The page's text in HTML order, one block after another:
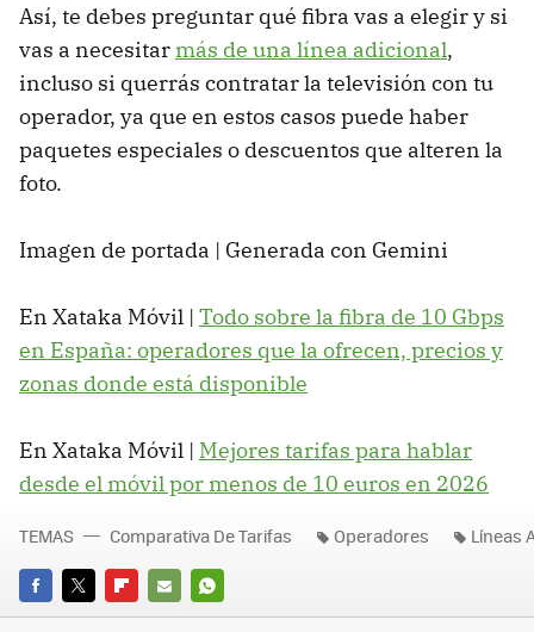
Así, te debes preguntar qué fibra vas a elegir y si
vas a necesitar más de una línea adicional,
incluso si querrás contratar la televisión con tu
operador, ya que en estos casos puede haber
paquetes especiales o descuentos que alteren la
foto.
Imagen de portada | Generada con Gemini
En Xataka Móvil | Todo sobre la fibra de 10 Gbps
en España: operadores que la ofrecen, precios y
zonas donde está disponible
En Xataka Móvil | Mejores tarifas para hablar
desde el móvil por menos de 10 euros en 2026
FACEBOOK
TWITTERFLIPBOARD
E-
WHATSAPP
TEMAS Comparativa De Tarifas Operadores Líneas